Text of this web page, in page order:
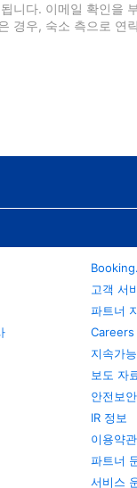
니다. 이메일 확인을
경우, 숙소 측으로 연
고객 서
파트너
Careers
지속가
보도 자
안전보
IR 정보
이용약관
파트너
서비스